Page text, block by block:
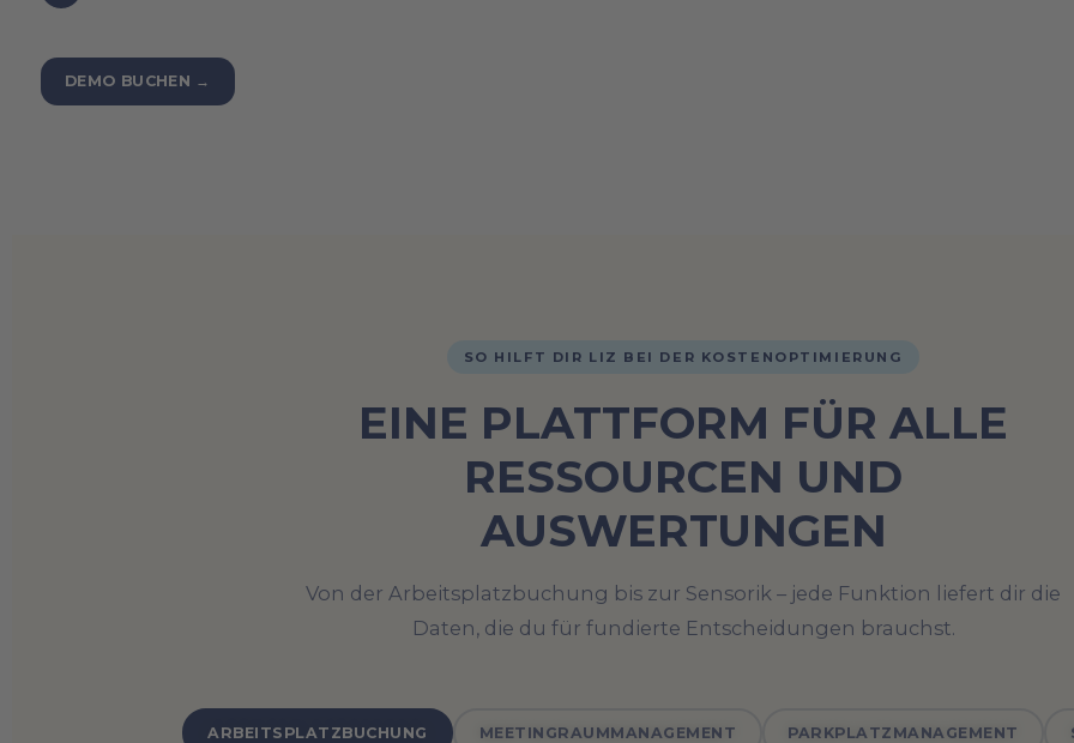
DEMO BUCHEN →
SO HILFT DIR LIZ BEI DER KOSTENOPTIMIERUNG
EINE PLATTFORM FÜR ALLE
RESSOURCEN UND
AUSWERTUNGEN
Von der Arbeitsplatzbuchung bis zur Sensorik – jede Funktion liefert dir die
Daten, die du für fundierte Entscheidungen brauchst.
ARBEITSPLATZBUCHUNG MEETINGRAUMMANAGEMENT PARKPLATZMANAGEMENT